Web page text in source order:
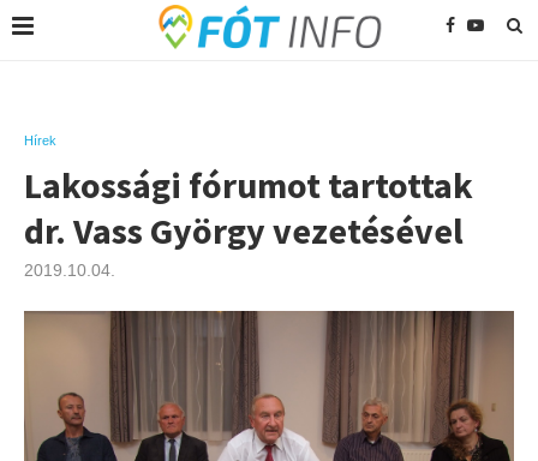
Hírek
Lakossági fórumot tartottak
dr. Vass György vezetésével
2019.10.04.